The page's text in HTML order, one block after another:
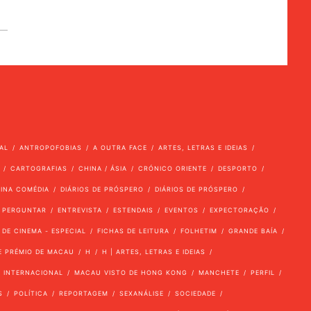
ANTROPOFOBIAS A OUTRA FACE ARTES, LETRAS E IDEIAS
CARTOGRAFIAS CHINA / ÁSIA CRÓNICO ORIENTE DESPORTO
COMÉDIA DIÁRIOS DE PRÓSPERO DIÁRIOS DE PRÓSPERO
ENTREVISTA ESTENDAIS EVENTOS EXPECTORAÇÃO
CINEMA - ESPECIAL FICHAS DE LEITURA FOLHETIM GRANDE BAÍA
PRÉMIO DE MACAU H H | ARTES, LETRAS E IDEIAS
INTERNACIONAL MACAU VISTO DE HONG KONG MANCHETE PERFIL
POLÍTICA REPORTAGEM SEXANÁLISE SOCIEDADE